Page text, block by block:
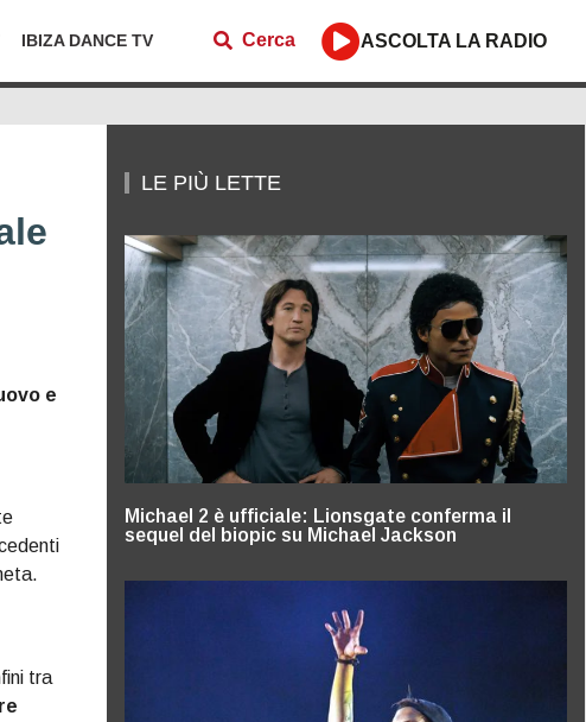
IBIZA DANCE TV Cerca ASCOLTA LA RADIO
e
tra
LE PIÙ LETTE
Michael 2 è ufficiale: Lionsgate conferma il
sequel del biopic su Michael Jackson